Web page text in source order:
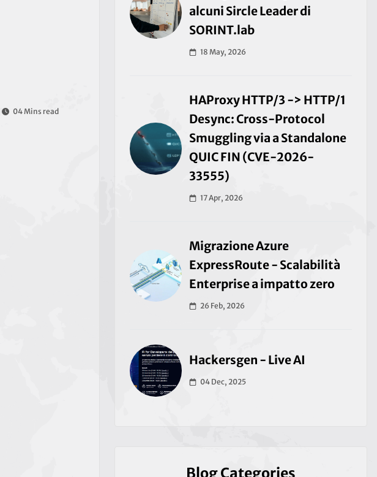
04 Mins read
alcuni Sircle Leader di
SORINT.lab
18 May, 2026
HAProxy HTTP/3 -> HTTP/1
Desync: Cross-Protocol
Smuggling via a Standalone
QUIC FIN (CVE-2026-
33555)
17 Apr, 2026
Migrazione Azure
ExpressRoute - Scalabilità
Enterprise a impatto zero
26 Feb, 2026
Hackersgen - Live AI
04 Dec, 2025
Blog Categories